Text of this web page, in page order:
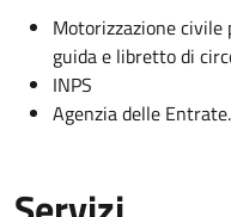
Motorizzazione
guida e libretto di
INPS
Agenzia delle Entrate.